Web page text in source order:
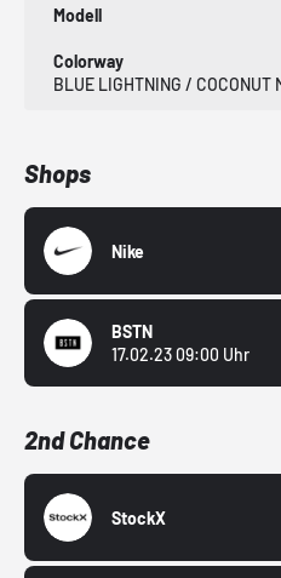
Modell
Colorway
BLUE LIGHTNING / COCONUT
Shops
Nike
BSTN
17.02.23 09:00 Uhr
2nd Chance
StockX